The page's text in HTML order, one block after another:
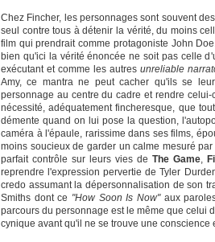
Chez Fincher, les personnages sont souvent
seul contre tous à détenir la vérité, du moins
film qui prendrait comme protagoniste John
bien qu'ici la vérité énoncée ne soit pas celle
exécutant et comme les autres unreliable
Amy, ce mantra ne peut cacher qu'ils se
personnage au centre du cadre et rendre
nécessité, adéquatement fincheresque, que
démente quand on lui pose la question,
caméra à l'épaule, rarissime dans ses films,
moins soucieux de garder un calme mesuré
parfait contrôle sur leurs vies deThe Game,
reprendre l'expression pervertie de Tyler
credo assumant la dépersonnalisation de son
Smiths dont ce "How Soon Is Now"aux
parcours du personnage est le même que celui
cynique avant qu'il ne se trouve une